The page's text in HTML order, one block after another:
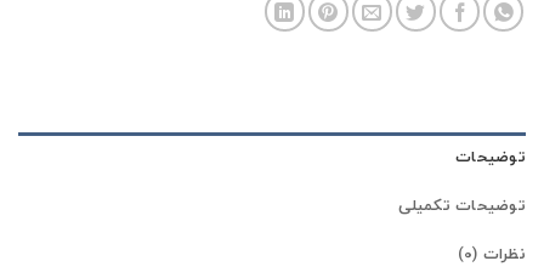
توضیحات
توضیحات تکمیلی
نظرات (0)